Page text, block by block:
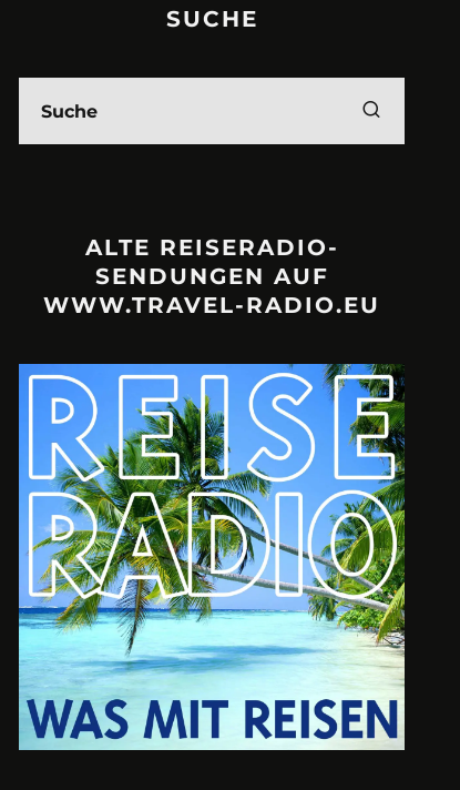
URLAUBSFRUST – IST REISEN
KAPUTT?
Laage „Travel is broken“ - Wege aus der
Urlaubsfalle
A3M –
Mit Krisen-
SUCHE
ALTE REISERADIO-
SENDUNGEN AUF
WWW.TRAVEL-RADIO.EU